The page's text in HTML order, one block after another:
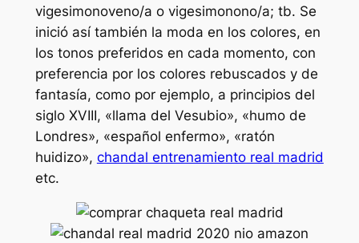
vigesimonoveno/a o vigesimonono/a; tb. Se
inició así también la moda en los colores, en
los tonos preferidos en cada momento, con
preferencia por los colores rebuscados y de
fantasía, como por ejemplo, a principios del
siglo XVIII, «llama del Vesubio», «humo de
Londres», «español enfermo», «ratón
huidizo», chandal entrenamiento real madrid
etc.